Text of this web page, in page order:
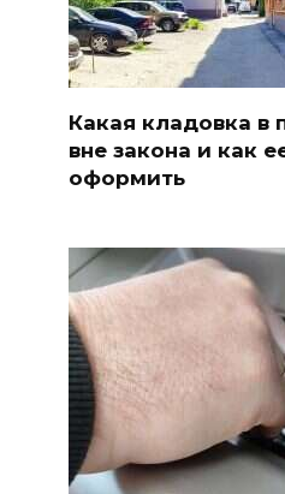
Какая кладовка в
вне закона и как
оформить